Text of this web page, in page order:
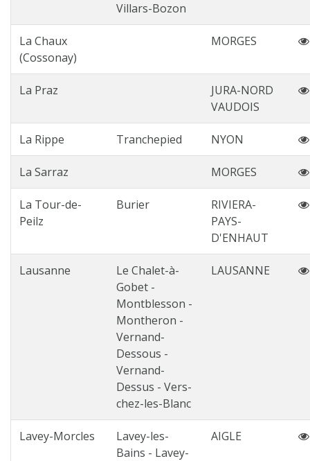
Villars-Bozon
La Chaux
(Cossonay)
MORGES
La Praz
JURA-NORD
VAUDOIS
La Rippe Tranchepied NYON
La Sarraz MORGES
La Tour-de-
Peilz
Burier
RIVIERA-
PAYS-
D'ENHAUT
Lausanne
Le Chalet-à-
Gobet -
Montblesson -
Montheron -
Vernand-
Dessous -
Vernand-
Dessus - Vers-
chez-les-Blanc
LAUSANNE
Lavey-Morcles
Lavey-les-
Bains - Lavey-
AIGLE